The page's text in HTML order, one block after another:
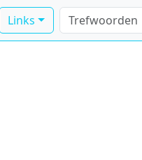
Links